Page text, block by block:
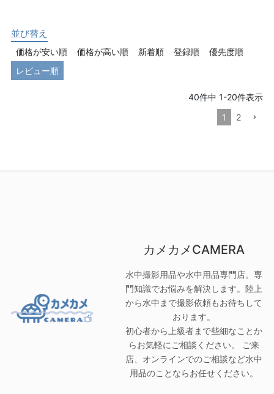
並び替え
価格が安い順 価格が高い順 新着順 登録順
優先度順
レビュー順
40件中 1-20件表示
1
2
カメカメCAMERA
水中撮影用品や水中用品専門店。専
門知識でお悩みを解決します。陸上
から水中まで撮影依頼もお待ちして
おります。
初心者から上級者まで些細なことか
らお気軽にご相談ください。 ご来
店、オンラインでのご相談など水中
用品のことならお任せください。